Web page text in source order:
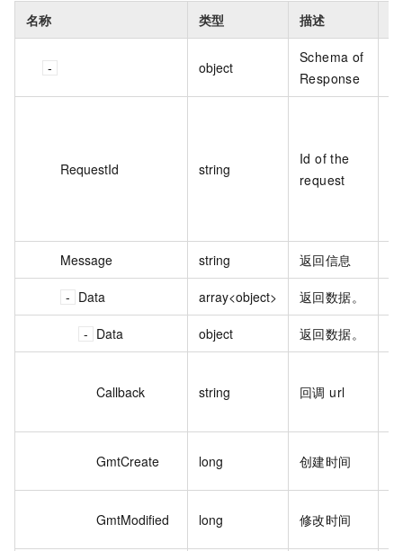
名称 类型 描述
object
Schema of
Response
RequestId string
Id of the
request
Message string 返回信息
Data array<object> 返回数据。
Data object 返回数据。
Callback string 回调 url
GmtCreate long 创建时间
GmtModified long 修改时间